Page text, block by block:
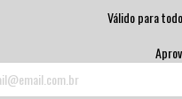
Válido para